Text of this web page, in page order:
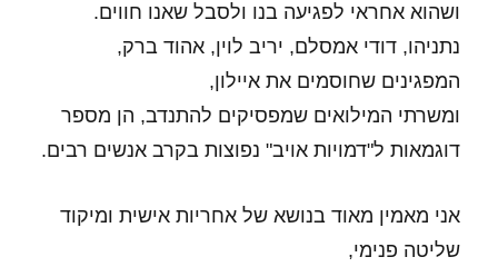
ושהוא אחראי לפגיעה בנו ולסבל שאנו חווים.
נתניהו, דודי אמסלם, יריב לוין, אהוד ברק,
המפגינים שחוסמים את איילון,
ומשרתי המילואים שמפסיקים להתנדב, הן מספר
דוגמאות ל"דמויות אויב" נפוצות בקרב אנשים רבים.
אני מאמין מאוד בנושא של אחריות אישית ומיקוד
שליטה פנימי,